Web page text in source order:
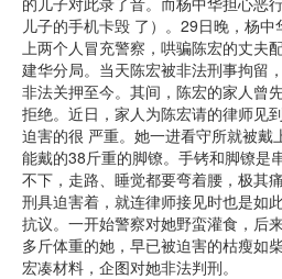
儿子的手机卡毁 了）。29日晚，杨
上两个人冒充警察，哄骗陈宏的丈夫
建华分局。当天陈宏被非法刑事拘留
非法关押至今。其间，陈宏的家人曾
拒绝。近日，家人为陈宏请的律师见
迫害的很 严重。她一进看守所就被戴
能戴的38斤重的脚镣。手铐和脚镣是
不下，走路、睡觉都要弯着腰，极其
刑具迫害着，就连律师接见时也是如
抗议。一开始警察对她野蛮灌食，后
多斤体重的她，早已被迫害的枯瘦如
宏凑材料，企图对她非法判刑。